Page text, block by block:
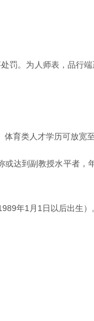
罚。为人师表，品行
育类人才学历可放宽至
达到副教授水平者，
年1月1日以后出生）